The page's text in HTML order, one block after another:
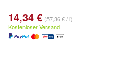
14,34 € (57,36 € / l)
Kostenloser Versand